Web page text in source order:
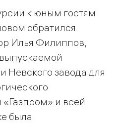
к юным гостям
обратился
Илья Филиппов,
Невского завода для
и всей
была